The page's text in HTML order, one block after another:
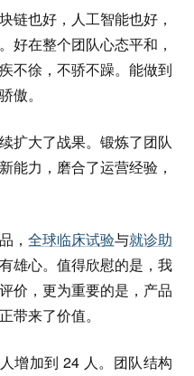
链也好，人工智能也好，
好在整个团队心态平和，
不徐，不骄不躁。能做到
傲。
扩大了战果。锻炼了团队
能力，磨合了运营经验，
， 全球临床试验与就诊助
雄心。值得欣慰的是，我
价，更为重要的是，产品
带来了价值。
增加到 24 人。团队结构